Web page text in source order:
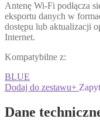
Antenę Wi-Fi podłącza
eksportu danych w
dostępu lub aktualizacji
Internet.
Kompatybilne z:
BLUE
Dodaj do zestawu+
Dane